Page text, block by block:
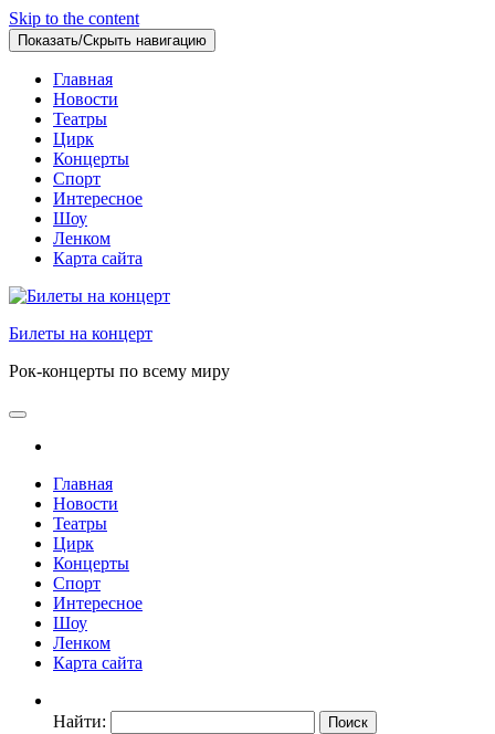
Skip to the content
Показать/Скрыть навигацию
Главная
Новости
Театры
Цирк
Концерты
Спорт
Интересное
Шоу
Ленком
Карта сайта
Билеты на концерт
Рок-концерты по всему миру
Главная
Новости
Театры
Цирк
Концерты
Спорт
Интересное
Шоу
Ленком
Карта сайта
Найти: